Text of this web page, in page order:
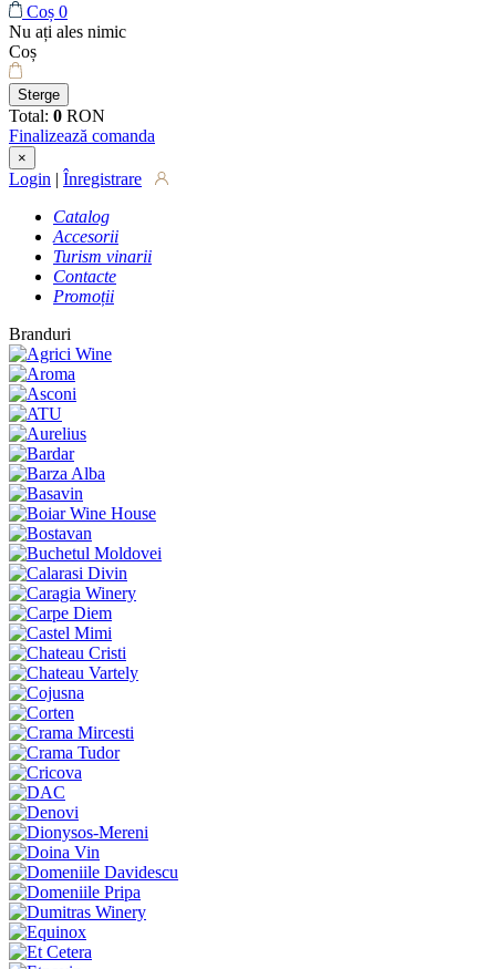
Coș 0
Nu ați ales nimic
Coș
Sterge
Total: 0 RON
Finalizează comanda
×
Login | Înregistrare
Catalog
Accesorii
Turism vinarii
Contacte
Promoții
Branduri